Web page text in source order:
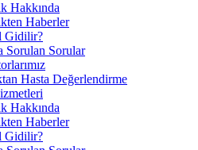
Hakkında
Haberler
Gidilir?
Sorulan Sorular
Hasta Değerlendirme
Hakkında
Haberler
Gidilir?